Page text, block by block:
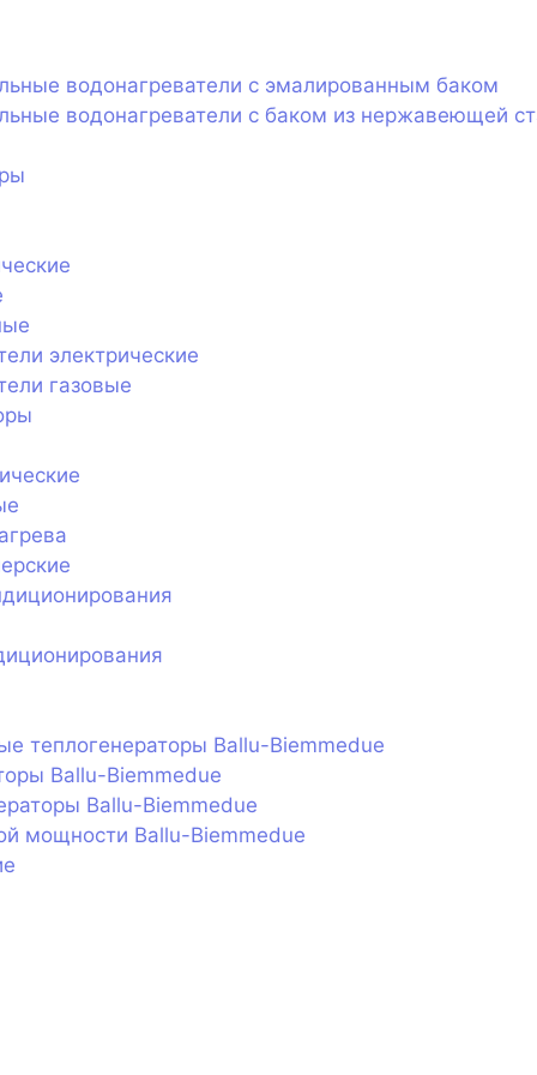
водонагреватели с эмалированным баком
водонагреватели с баком из нержавеющей
электрические
газовые
теплогенераторы Ballu-Biemmedue
Ballu-Biemmedue
Ballu-Biemmedue
мощности Ballu-Biemmedue